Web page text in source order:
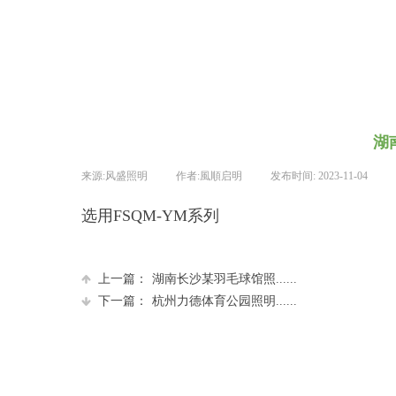
湖
来源:风盛照明 作者:風順启明 发布时间: 2023-11-04
选用FSQM-YM系列
上一篇：
湖南长沙某羽毛球馆照......
下一篇：
杭州力德体育公园照明......